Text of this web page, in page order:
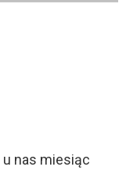
u nas miesiąc